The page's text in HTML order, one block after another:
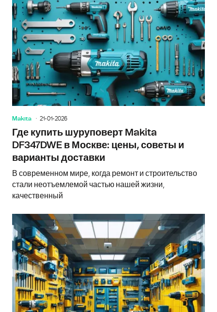
Makita 21-01-2026
Где купить шуруповерт Makita
DF347DWE в Москве: цены, советы и
варианты доставки
В современном мире, когда ремонт и строительство
стали неотъемлемой частью нашей жизни,
качественный